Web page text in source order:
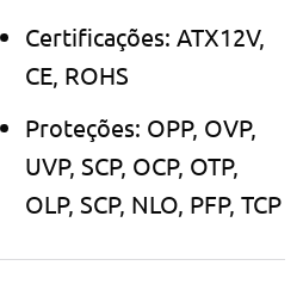
Certificações: ATX12V,
CE, ROHS
Proteções: OPP, OVP,
UVP, SCP, OCP, OTP,
OLP, SCP, NLO, PFP, TCP